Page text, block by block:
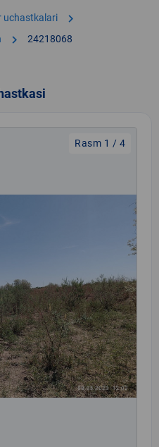
uchastkalari chevron_right
chevron_right 24218068
Rasm 1 / 4